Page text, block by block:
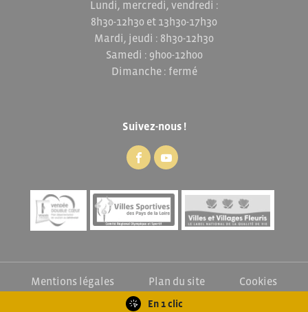
En 1 clic
Lundi, mercredi, vendredi :
8h30-12h30 et 13h30-17h30
Mardi, jeudi : 8h30-12h30
Samedi : 9h00-12h00
Dimanche : fermé
Suivez-nous !
Mentions légales Plan du site
Cookies
Exercez vos droits